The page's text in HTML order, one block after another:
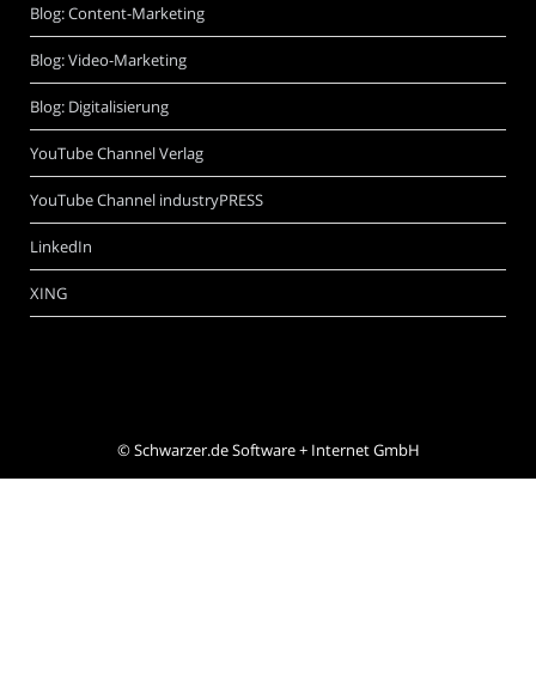
Blog: Content-Marketing
Blog: Video-Marketing
Blog: Digitalisierung
YouTube Channel Verlag
YouTube Channel industryPRESS
LinkedIn
XING
©Schwarzer.de Software + Internet GmbH